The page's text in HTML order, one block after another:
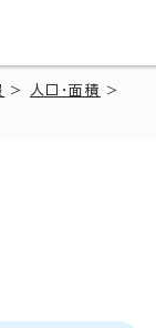
> 人口・面積
>